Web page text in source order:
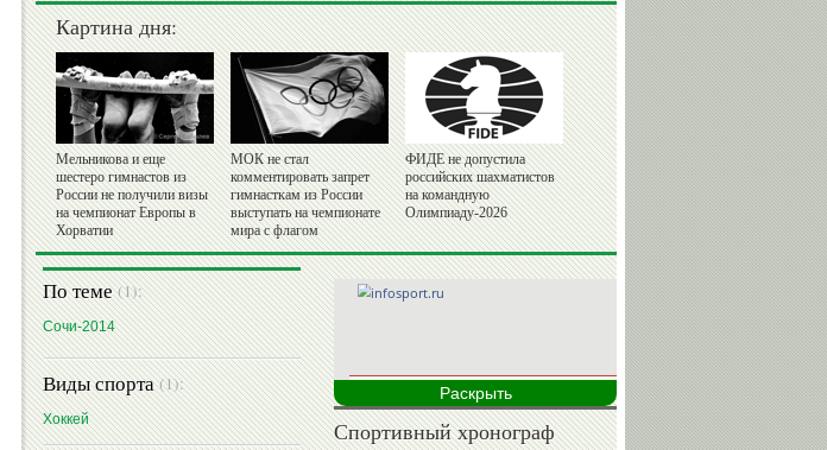
Картина дня:
Мельникова и еще
шестеро гимнастов из
России не получили визы
на чемпионат Европы в
Хорватии
МОК не стал
комментировать запрет
гимнасткам из России
выступать на чемпионате
мира с флагом
ФИДЕ не допустила
российских шахматистов
на командную
Олимпиаду-2026
По теме(1):
Сочи-2014
Виды спорта(1):
Хоккей
Раскрыть
Спортивный хронограф